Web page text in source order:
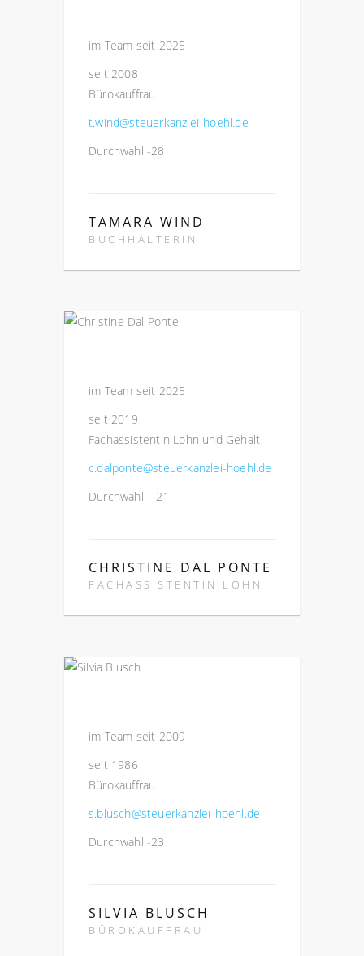
im Team seit 2025
seit 2008
Bürokauffrau
t.wind@steuerkanzlei-hoehl.de
Durchwahl -28
TAMARA WIND
BUCHHALTERIN
im Team seit 2025
seit 2019
Fachassistentin Lohn und Gehalt
c.dalponte@steuerkanzlei-hoehl.de
Durchwahl – 21
CHRISTINE DAL PONTE
FACHASSISTENTIN LOHN
im Team seit 2009
seit 1986
Bürokauffrau
s.blusch@steuerkanzlei-hoehl.de
Durchwahl -23
SILVIA BLUSCH
BÜROKAUFFRAU